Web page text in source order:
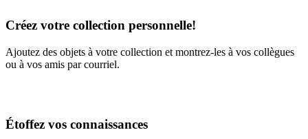
Créez votre collection personnelle!
Ajoutez des objets à votre collection et montrez-les à vos collègues
ou à vos amis par courriel.
Étoffez vos connaissances